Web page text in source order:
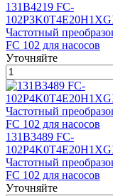
131B4219 FC-
Частотный
FC 102 для насосов
Уточняйте
131B3489 FC-
Частотный
FC 102 для насосов
Уточняйте